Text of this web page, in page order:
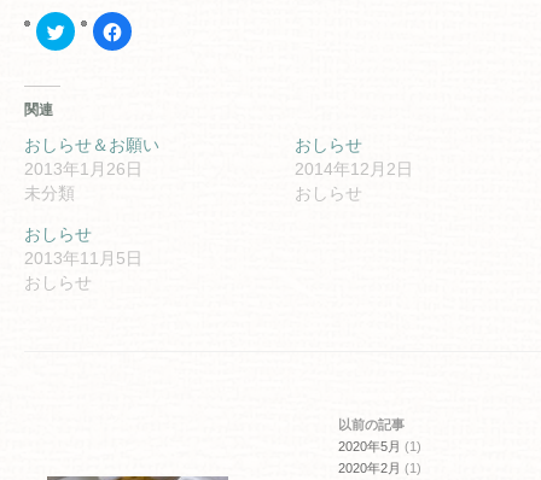
ク
リ
共
有
(新
し
い
ィ
ン
ド
ウ
で
Facebook
で
ク
リ
ッ
さ
い
関連
おしらせ＆お願い
2013年1月26日
未分類
おしらせ
2014年12月2日
おしらせ
おしらせ
2013年11月5日
おしらせ
以前の記事
2020年5月 (1)
2020年2月 (1)